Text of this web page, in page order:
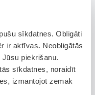
sīkdatnes. Obligāti
ir aktīvas. Neobligātās
piekrišanu.
sīkdatnes, noraidīt
izmantojot zemāk
deg nepārtraukti,
konstatējusi kļūdu, kas
turpināt darboties.
braukšanu, bet
kā arī pie
ja lampiņa sāk